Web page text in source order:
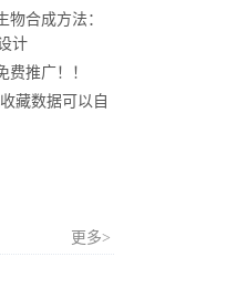
合成方法：
计
推广！！
藏数据可以自
更多>